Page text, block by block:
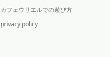
カフェウリエルでの遊び方
privacy policy